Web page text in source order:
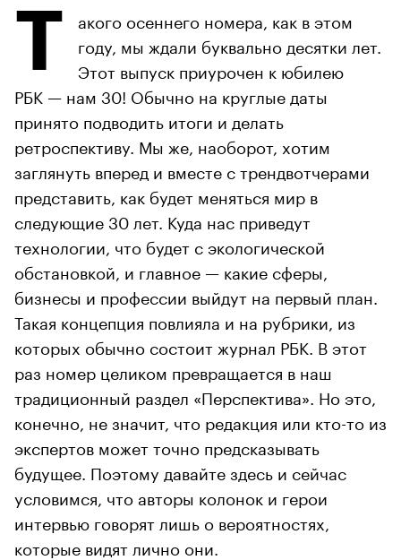
Т
акого осеннего номера, как в этом
году, мы ждали буквально десятки лет.
Этот выпуск приурочен к юбилею
РБК — нам 30! Обычно на круглые даты
принято подводить итоги и делать
ретроспективу. Мы же, наоборот, хотим
заглянуть вперед и вместе с трендвотчерами
представить, как будет меняться мир в
следующие 30 лет. Куда нас приведут
технологии, что будет с экологической
обстановкой, и главное — какие сферы,
бизнесы и профессии выйдут на первый план.
Такая концепция повлияла и на рубрики, из
которых обычно состоит журнал РБК. В этот
раз номер целиком превращается в наш
традиционный раздел «Перспектива». Но это,
конечно, не значит, что редакция или кто-то из
экспертов может точно предсказывать
будущее. Поэтому давайте здесь и сейчас
условимся, что авторы колонок и герои
интервью говорят лишь о вероятностях,
которые видят лично они.